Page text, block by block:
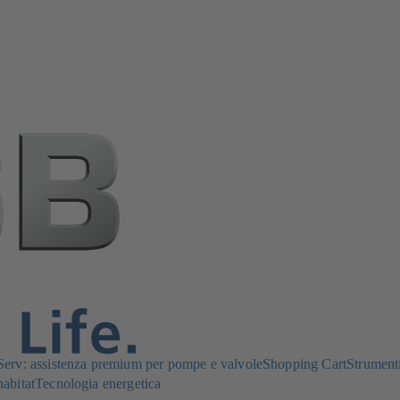
assistenza premium per pompe e valvoleShopping Cart
Tecnologia energetica